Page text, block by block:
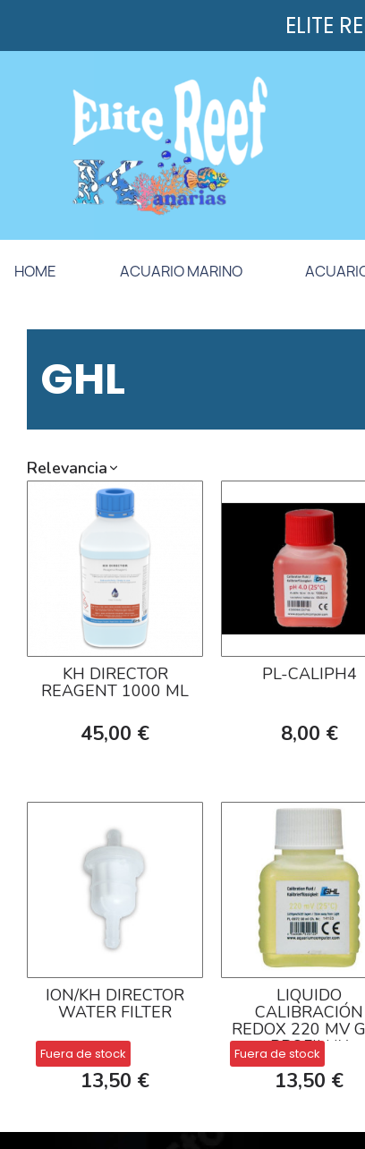
ELITE
HOME ACUARIO MARINO
GHL
Relevancia
KH DIRECTOR
REAGENT 1000 ML
45,00 €
PL-CALIPH4
8,00 €
ION/KH DIRECTOR
WATER FILTER
Fuera de stock
13,50 €
LIQUIDO
CALIBRACIÓN
REDOX 220 MV
PROFILUX
Fuera de stock
13,50 €